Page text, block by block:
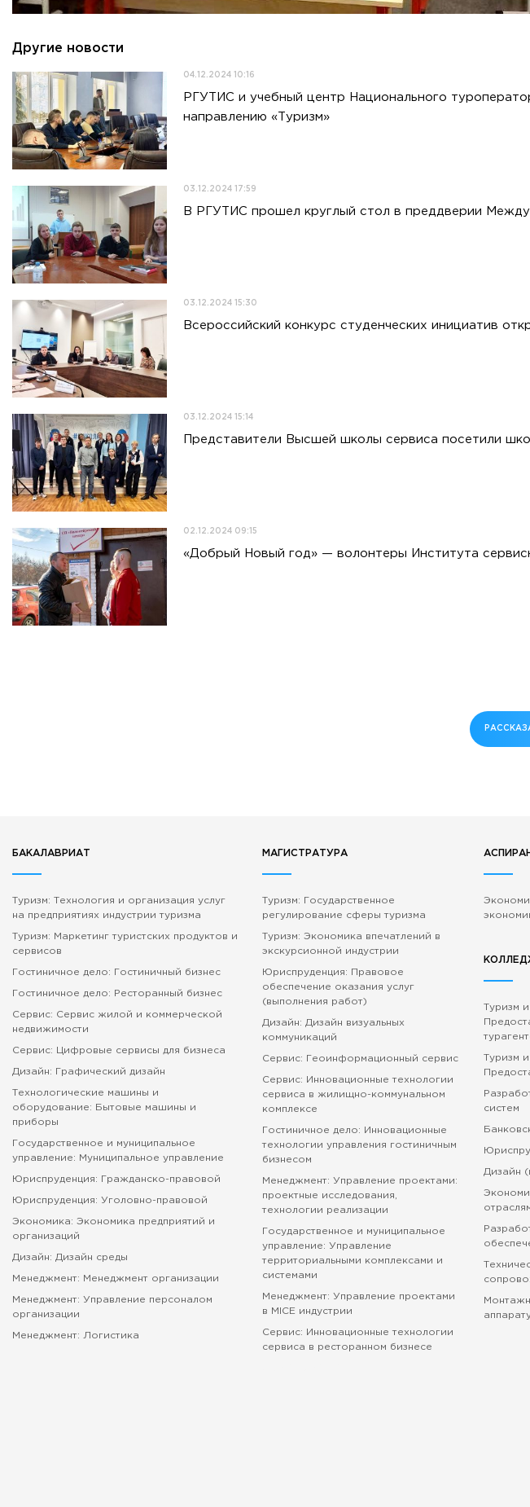
Другие новости
04.12.2024 10:16
РГУТИС и учебный центр Национального
направлению «Туризм»
03.12.2024 17:59
В РГУТИС прошел круглый стол в преддверии
03.12.2024 15:30
Всероссийский конкурс студенческих инициатив
03.12.2024 15:14
Представители Высшей школы сервиса посетили
02.12.2024 09:15
«Добрый Новый год» — волонтеры Института
БАКАЛАВРИАТ
Туризм: Технология и организация услуг
на предприятиях индустрии туризма
Туризм: Маркетинг туристских продуктов и
сервисов
Гостиничное дело: Гостиничный бизнес
Гостиничное дело: Ресторанный бизнес
Сервис: Сервис жилой и коммерческой
недвижимости
Сервис: Цифровые сервисы для бизнеса
Дизайн: Графический дизайн
Технологические машины и
оборудование: Бытовые машины и
приборы
Государственное и муниципальное
управление: Муниципальное управление
Юриспруденция: Гражданско-правовой
Юриспруденция: Уголовно-правовой
Экономика: Экономика предприятий и
организаций
Дизайн: Дизайн среды
Менеджмент: Менеджмент организации
Менеджмент: Управление персоналом
организации
Менеджмент: Логистика
МАГИСТРАТУРА
Туризм: Государственное
регулирование сферы туризма
Туризм: Экономика впечатлений в
экскурсионной индустрии
Юриспруденция: Правовое
обеспечение оказания услуг
(выполнения работ)
Дизайн: Дизайн визуальных
коммуникаций
Сервис: Геоинформационный сервис
Сервис: Инновационные технологии
сервиса в жилищно-коммунальном
комплексе
Гостиничное дело: Инновационные
технологии управления гостиничным
бизнесом
Менеджмент: Управление проектами:
проектные исследования,
технологии реализации
Государственное и муниципальное
управление: Управление
территориальными комплексами и
системами
Менеджмент: Управление проектами
в MICE индустрии
Сервис: Инновационные технологии
сервиса в ресторанном бизнесе
Туризм
Туризм
систем
Дизайн